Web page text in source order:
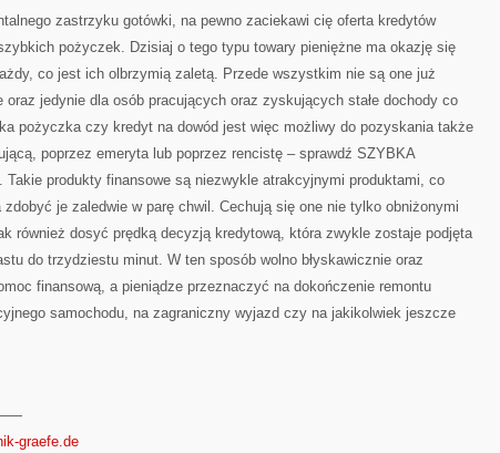
zastrzyku gotówki, na pewno zaciekawi cię oferta kredytów
pożyczek. Dzisiaj o tego typu towary pieniężne ma okazję się
co jest ich olbrzymią zaletą. Przede wszystkim nie są one już
oraz jedynie dla osób pracujących oraz zyskujących stałe dochody co
pożyczka czy kredyt na dowód jest więc możliwy do pozyskania także
poprzez emeryta lub poprzez rencistę – sprawdź SZYBKA
Takie produkty finansowe są niezwykle atrakcyjnymi produktami, co
je zaledwie w parę chwil. Cechują się one nie tylko obniżonymi
również dosyć prędką decyzją kredytową, która zwykle zostaje podjęta
do trzydziestu minut. W ten sposób wolno błyskawicznie oraz
finansową, a pieniądze przeznaczyć na dokończenie remontu
samochodu, na zagraniczny wyjazd czy na jakikolwiek jeszcze
graefe.de